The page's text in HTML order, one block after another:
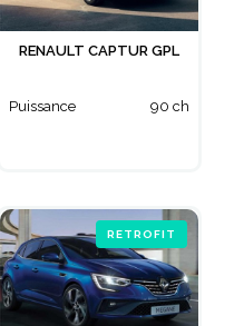
RENAULT CAPTUR GPL
Puissance 90 ch
RETROFIT